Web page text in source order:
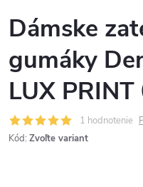
Dámske
gumáky
LUX
1 hodnotenie
Kód: Zvoľte variant